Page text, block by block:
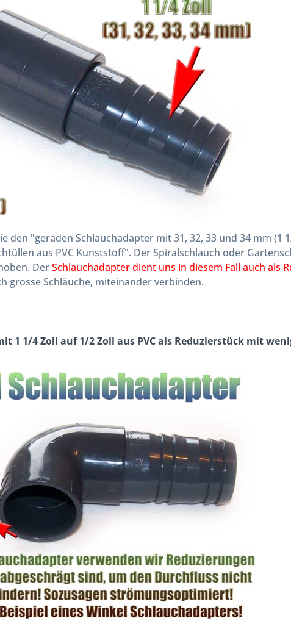
den "geraden Schlauchadapter mit 31, 32, 33 und 34 mm (1
aus PVC Kunststoff". Der Spiralschlauch oder
DerSchlauchadapter dient uns in diesem Fall auch als
grosse Schläuche, miteinander verbinden.
1 1/4 Zoll auf 1/2 Zoll aus PVC als Reduzierstück mit